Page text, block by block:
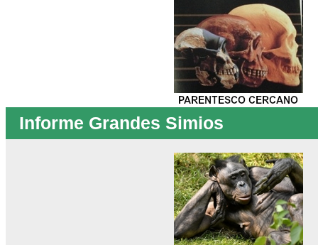
Informe Grandes Simios